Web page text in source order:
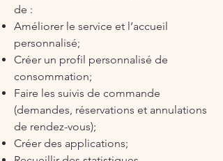
de :
Améliorer le service et l’accueil
personnalisé;
Créer un profil personnalisé de
consommation;
Faire les suivis de commande
(demandes, réservations et annulations
de rendez-vous);
Créer des applications;